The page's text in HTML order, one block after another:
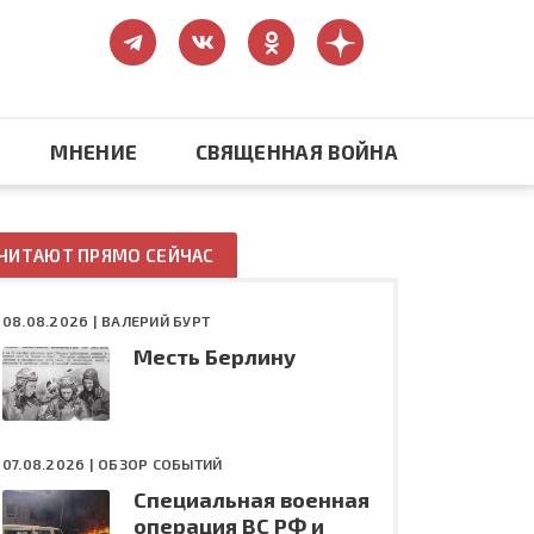
Конфликт на Украине
МНЕНИЕ СВЯЩЕННАЯ ВОЙНА
ПРЯМО СЕЙЧАС
08.08.2026 | ВАЛЕРИЙ БУРТ
Месть Берлину
07.08.2026 | ОБЗОР СОБЫТИЙ
Специальная военная
операция ВС РФ и